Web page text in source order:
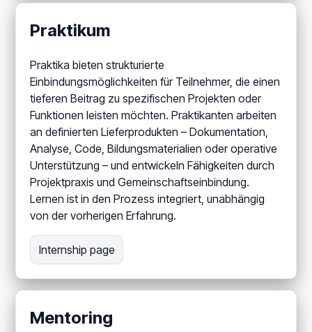
Praktikum
Praktika bieten strukturierte
Einbindungsmöglichkeiten für Teilnehmer, die einen
tieferen Beitrag zu spezifischen Projekten oder
Funktionen leisten möchten. Praktikanten arbeiten
an definierten Lieferprodukten – Dokumentation,
Analyse, Code, Bildungsmaterialien oder operative
Unterstützung – und entwickeln Fähigkeiten durch
Projektpraxis und Gemeinschaftseinbindung.
Lernen ist in den Prozess integriert, unabhängig
von der vorherigen Erfahrung.
Internship page
Mentoring